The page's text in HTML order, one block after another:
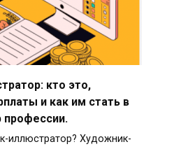
кто это,
и как им стать в
профессии.
иллюстратор? Художник-